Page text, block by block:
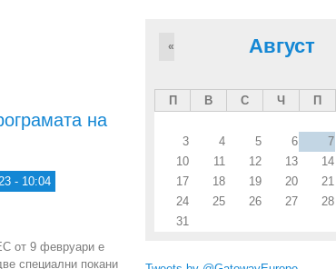
на
- 10:04
от 9 февруари е
специални покани
Август
«
П В С Ч П
3
4 5 6 7
10
11 12 13 14
17
18 19 20 21
24
25 26 27 28
31